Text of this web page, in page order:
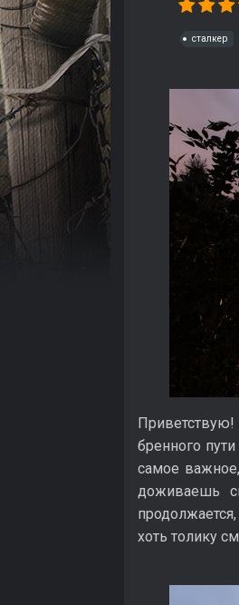
сталкер
бренного
самое
доживаешь
хоть толику